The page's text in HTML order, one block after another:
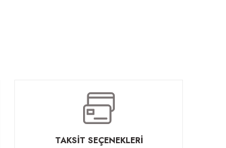
TAKSİT SEÇENEKLERİ